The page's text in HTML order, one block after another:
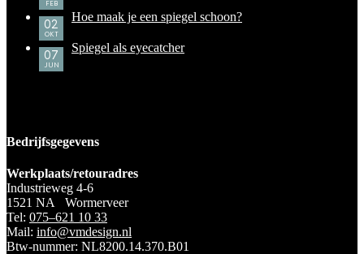
FEB
02
OKT
Hoe maak je een spiegel schoon?
07
JUN
Spiegel als eyecatcher
Bedrijfsgegevens
Werkplaats/retouradres
Industrieweg 4-6
1521 NA Wormerveer
Tel: 075–621 10 33
Mail: info@vmdesign.nl
Btw-nummer: NL8200.14.370.B01